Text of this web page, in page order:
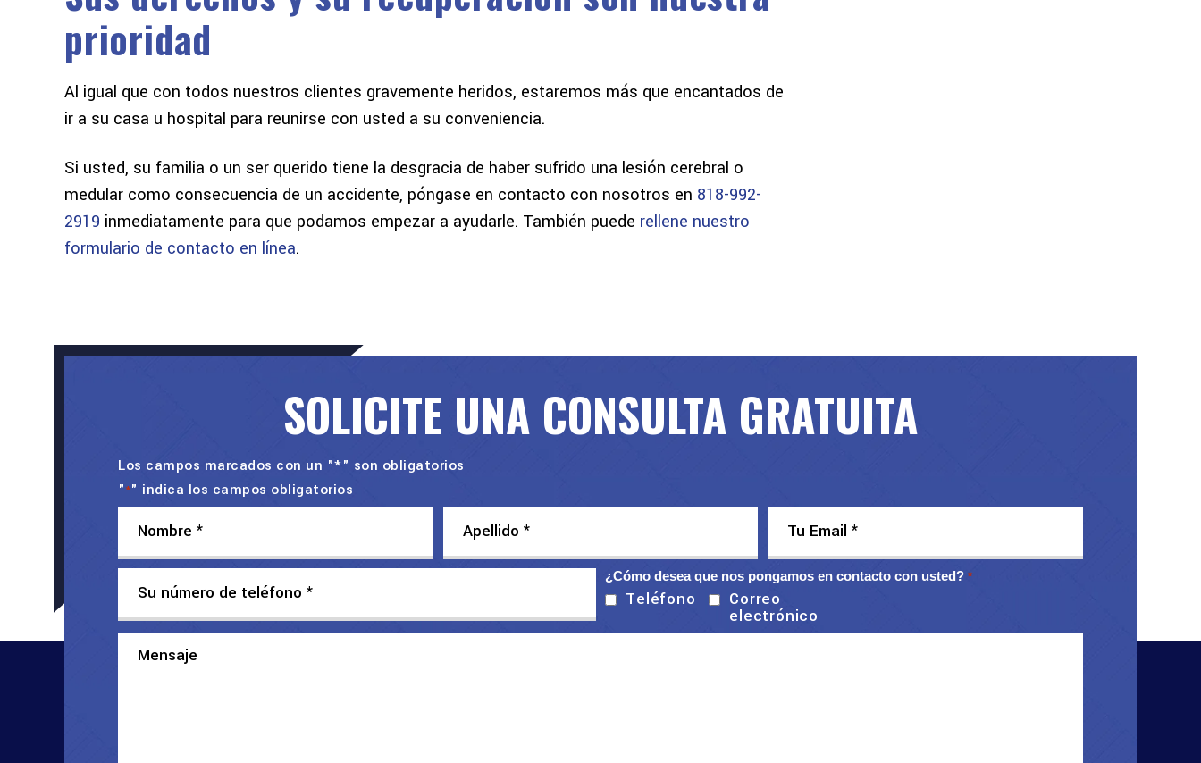
prioridad
Al igual que con todos nuestros clientes gravemente heridos, estaremos más que encantados de
ir a su casa u hospital para reunirse con usted a su conveniencia.
Si usted, su familia o un ser querido tiene la desgracia de haber sufrido una lesión cerebral o
medular como consecuencia de un accidente, póngase en contacto con nosotros en 818-992-
2919 inmediatamente para que podamos empezar a ayudarle. También puede rellene nuestro
formulario de contacto en línea.
SOLICITE UNA CONSULTA GRATUITA
Los campos marcados con un "*" son obligatorios
"*" indica los campos obligatorios
¿Cómo desea que nos pongamos en contacto con usted? *
Teléfono Correo
electrónico